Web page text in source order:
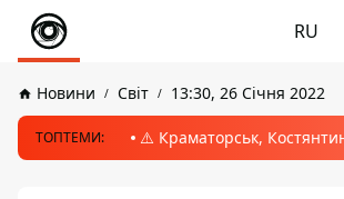
RU
Новини Світ 13:30, 26 Січня 2022
ТОПТЕМИ: ⚠️ Краматорськ,